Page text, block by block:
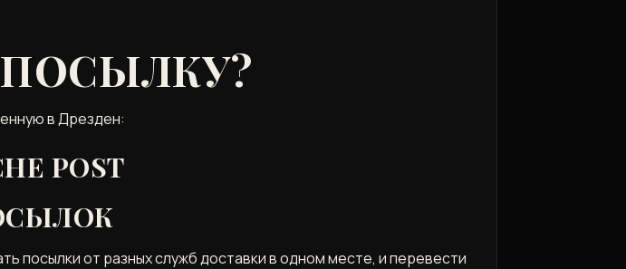
в Дрезден:
POST
посылки от разных служб доставки в одном месте‚ и перевести